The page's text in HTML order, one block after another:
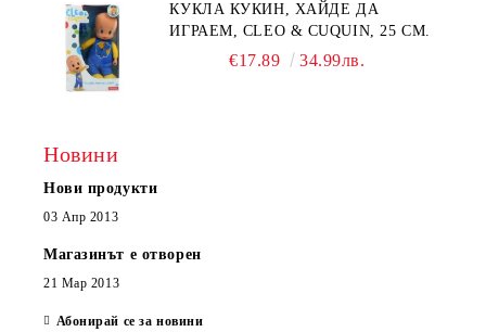
КУКЛА КУКИН, ХАЙДЕ ДА
ИГРАЕМ, CLEO & CUQUIN, 25 СМ.
€17.89 34.99лв.
Новини
Нови продукти
03 Апр 2013
Магазинът е отворен
21 Мар 2013
Абонирай се за новини